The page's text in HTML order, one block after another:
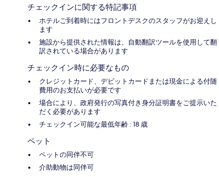
チェックインに関する特記事項
ホテルご到着時にはフロントデスクのスタッフがお迎えし
ます
施設から提供された情報は、自動翻訳ツールを使用して翻
訳されている場合があります
チェックイン時に必要なもの
クレジットカード、デビットカードまたは現金による付随
費用のお支払いが必要です
場合により、政府発行の写真付き身分証明書をご提示いた
だく必要があります
チェックイン可能な最低年齢 : 18 歳
ペット
ペットの同伴不可
介助動物は同伴可